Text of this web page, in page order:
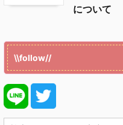
について
\\follow//